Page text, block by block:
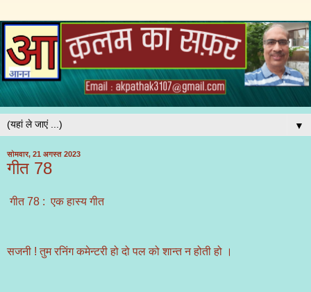
▼
सोमवार, 21 अगस्त 2023
गीत 78
गीत 78 : एक हास्य गीत
सजनी ! तुम रनिंग कमेन्टरी हो दो पल को शान्त न होती हो ।